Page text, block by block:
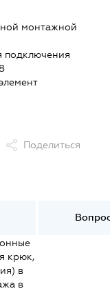
монтажной
подключения
Поделиться
крюк,
в
в